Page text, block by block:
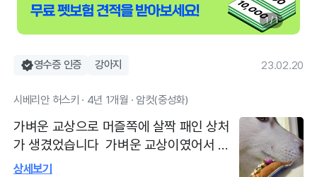
1 / 1
영수증 인증 강아지 23.02.20
시베리안 허스키 · 4년 1개월 · 암컷(중성화)
가벼운 교상으로 머즐쪽에 살짝 패인 상처
가 생겼었습니다 가벼운 교상이였어서 꼬
맬필요는 당연히없었고 상처부위 확인후 혹
상세보기